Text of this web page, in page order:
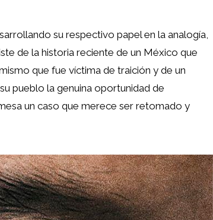
su respectivo papel en la analogía,
de la historia reciente de un México que
que fue víctima de traición y de un
pueblo la genuina oportunidad de
un caso que merece ser retomado y